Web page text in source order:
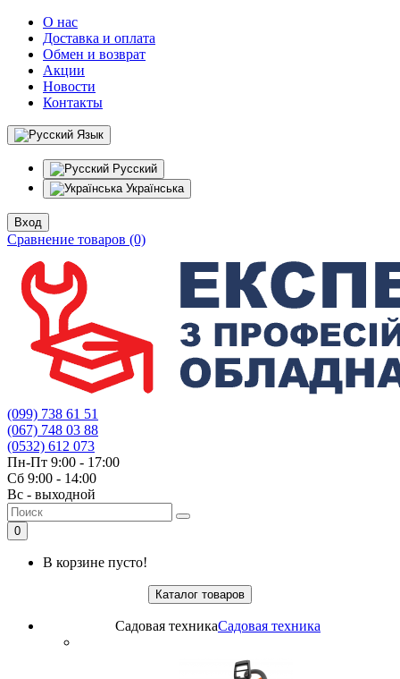
О нас
Доставка и оплата
Обмен и возврат
Акции
Новости
Контакты
Язык
Русский
Українська
Вход
Сравнение товаров (0)
(099) 738 61 51
(067) 748 03 88
(0532) 612 073
Пн-Пт 9:00 - 17:00
Сб 9:00 - 14:00
Вс - выходной
0
В корзине пусто!
Каталог товаров
Садовая техникаСадовая техника